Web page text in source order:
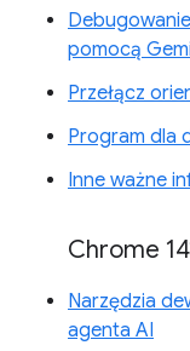
pomocą
Przełącz
Program dla
Inne ważne
Chrome
Narzędzia
agenta AI